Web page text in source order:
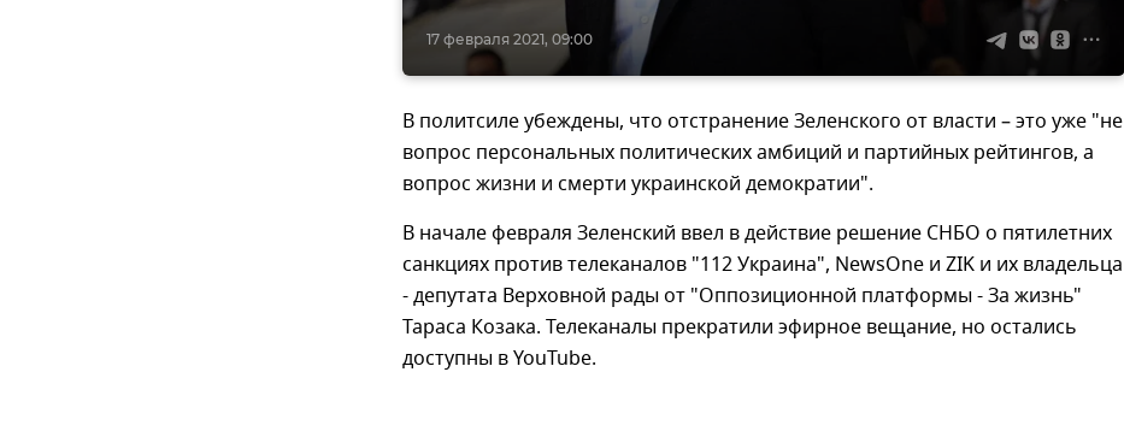
17 февраля 2021, 09:00
В политсиле убеждены, что отстранение Зеленского от власти – это уже "не
вопрос персональных политических амбиций и партийных рейтингов, а
вопрос жизни и смерти украинской демократии".
В начале февраля Зеленский ввел в действие решение СНБО о пятилетних
санкциях против телеканалов "112 Украина", NewsOne и ZIK и их владельца
- депутата Верховной рады от "Оппозиционной платформы - За жизнь"
Тараса Козака. Телеканалы прекратили эфирное вещание, но остались
доступны в YouTube.